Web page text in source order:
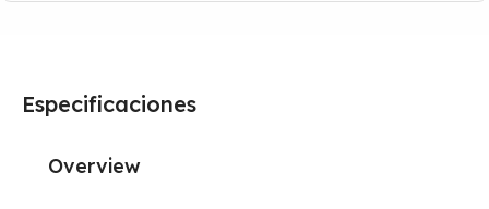
Especificaciones
Overview